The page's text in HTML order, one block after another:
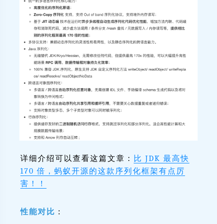
详细介绍可以查看这篇文章：
比 JDK 最高快
170 倍，蚂蚁开源的这款序列化框架有点厉
害！！
性能对比 ：